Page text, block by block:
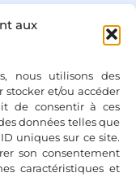
aux
nous utilisons des
stocker et/ou accéder
de consentir à ces
données telles que
uniques sur ce site.
son consentement
caractéristiques et
Générales de
légales & Politique